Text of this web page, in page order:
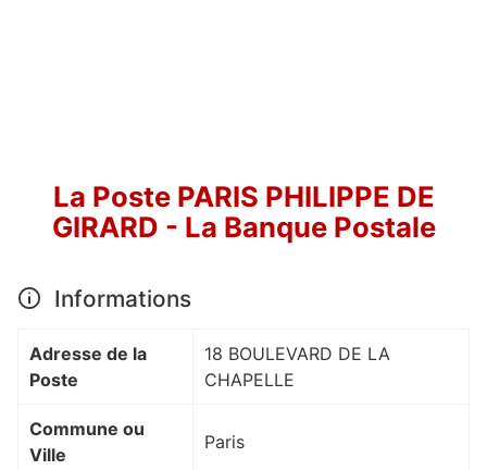
La Poste PARIS PHILIPPE DE
GIRARD - La Banque Postale
Informations
Adresse de la
Poste
18 BOULEVARD DE LA
CHAPELLE
Commune ou
Ville
Paris